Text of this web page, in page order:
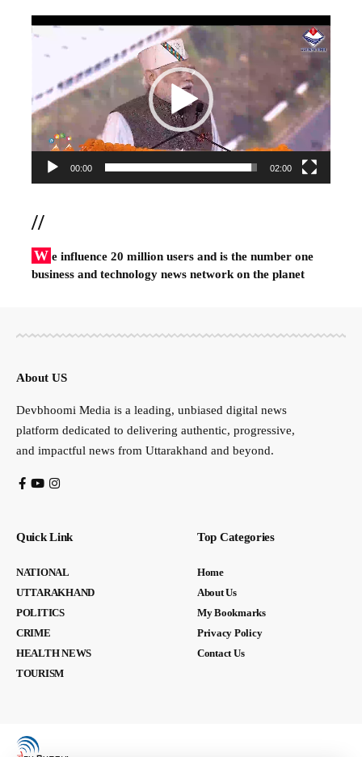
Video
00:00 02:00
//
W e influence 20 million users and is the number one
business and technology news network on the planet
About US
Devbhoomi Media is a leading, unbiased digital news
platform dedicated to delivering authentic, progressive,
and impactful news from Uttarakhand and beyond.
Quick Link
NATIONAL
UTTARAKHAND
POLITICS
CRIME
HEALTH NEWS
TOURISM
Top Categories
Home
About Us
My Bookmarks
Privacy Policy
Contact Us